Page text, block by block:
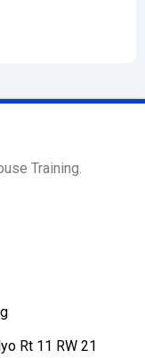
Training.
Rt 11 RW 21